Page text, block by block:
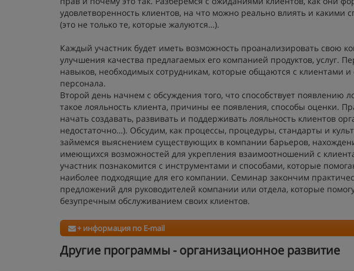
удовлетворенность клиентов, на что можно реально влиять и какими
(это не только те, которые жалуются…).
Каждый участник будет иметь возможность проанализировать свою
улучшения качества предлагаемых его компанией продуктов, услуг.
навыков, необходимых сотрудникам, которые общаются с клиентами
персонала.
Второй день начнем с обсуждения того, что способствует появлению
такое лояльность клиента, причины ее появления, способы оценки.
начать создавать, развивать и поддерживать лояльность клиентов
недостаточно…). Обсудим, как процессы, процедуры, стандарты и
займемся выяснением существующих в компании барьеров,
имеющихся возможностей для укрепления взаимоотношений с
участник познакомится с инструментами и способами, которые
наиболее подходящие для его компании. Семинар закончим
предложений для руководителей компании или отдела, которые
безупречным обслуживанием своих клиентов.
+ информация по E-mail
Другие программы - организационное развитие